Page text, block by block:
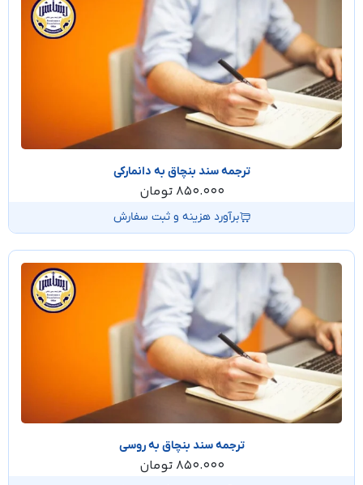
ترجمه سند بنچاق به دانمارکی
850.000 تومان
برآورد هزینه و ثبت سفارش
ترجمه سند بنچاق به روسی
850.000 تومان